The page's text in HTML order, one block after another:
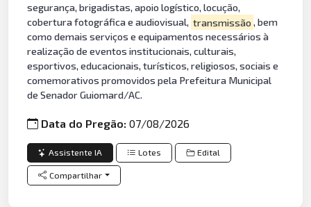
segurança, brigadistas, apoio logístico, locução,
cobertura fotográfica e audiovisual, transmissão , bem
como demais serviços e equipamentos necessários à
realização de eventos institucionais, culturais,
esportivos, educacionais, turísticos, religiosos, sociais e
comemorativos promovidos pela Prefeitura Municipal
de Senador Guiomard/AC.
Data do Pregão:07/08/2026
Assistente IA Lotes Edital
Compartilhar